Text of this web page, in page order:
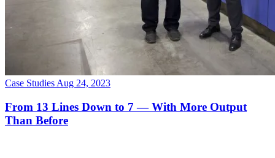
Case Studies Aug 24, 2023
From 13 Lines Down to 7 — With More Output
Than Before